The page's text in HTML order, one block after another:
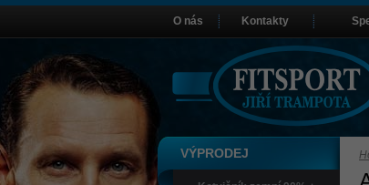
VÝPRODEJ
O nás Kontakty